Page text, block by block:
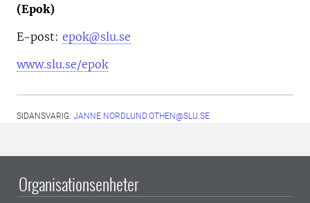
(Epok)
E-post: epok@slu.se
www.slu.se/epok
SIDANSVARIG: JANNE.NORDLUND.OTHEN@SLU.SE
Organisationsenheter